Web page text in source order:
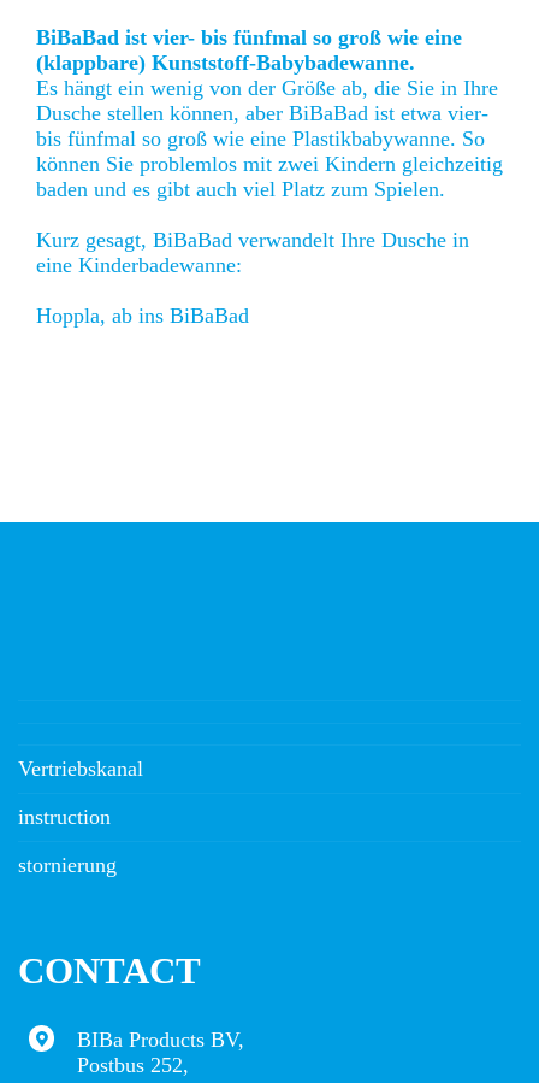
BiBaBad ist vier- bis fünfmal so groß wie eine
(klappbare) Kunststoff-Babybadewanne.
Es hängt ein wenig von der Größe ab, die Sie in Ihre
Dusche stellen können, aber BiBaBad ist etwa vier-
bis fünfmal so groß wie eine Plastikbabywanne. So
können Sie problemlos mit zwei Kindern gleichzeitig
baden und es gibt auch viel Platz zum Spielen.
Kurz gesagt, BiBaBad verwandelt Ihre Dusche in
eine Kinderbadewanne:
Hoppla, ab ins BiBaBad
Vertriebskanal
instruction
stornierung
CONTACT
BIBa Products BV,
Postbus 252,